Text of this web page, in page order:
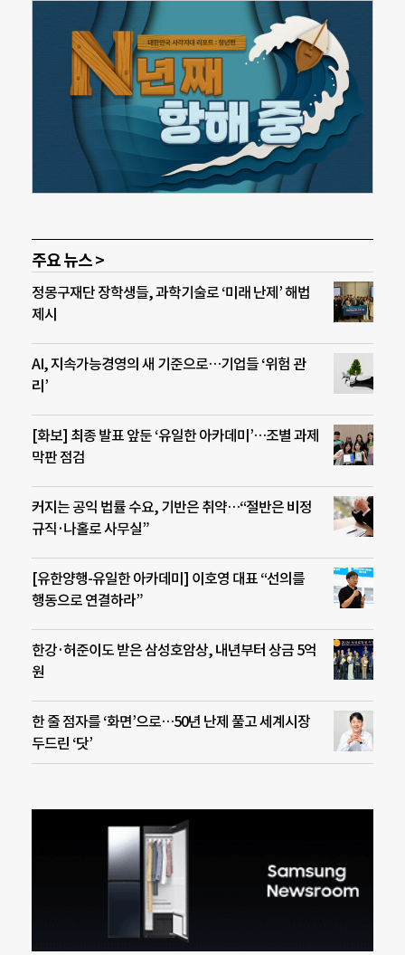
주요 뉴스 >
정몽구재단 장학생들, 과학기술로 ‘미래 난제’ 해법
제시
AI, 지속가능경영의 새 기준으로…기업들 ‘위험 관
리’
[화보] 최종 발표 앞둔 ‘유일한 아카데미’…조별 과제
막판 점검
커지는 공익 법률 수요, 기반은 취약…“절반은 비정
규직·나홀로 사무실”
[유한양행-유일한 아카데미] 이호영 대표 “선의를
행동으로 연결하라”
한강·허준이도 받은 삼성호암상, 내년부터 상금 5억
원
한 줄 점자를 ‘화면’으로…50년 난제 풀고 세계시장
두드린 ‘닷’